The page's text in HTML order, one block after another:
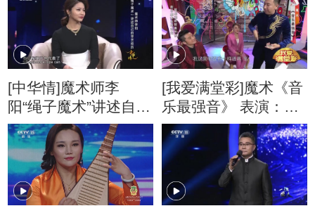
[中华情]魔术师李
阳“绳子魔术”讲述自己
的学艺经历
[我爱满堂彩]魔术《音
乐最强音》 表演：李
阳